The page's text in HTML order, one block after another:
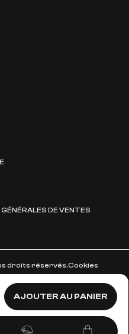
AJOUTER AU PANIER
DE VENTES
droits réservés.Cookies